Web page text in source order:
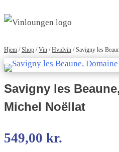
Hjem /Shop /Vin /Hvidvin /Savigny les
Savigny les
Michel Noëllat
549,00 kr.